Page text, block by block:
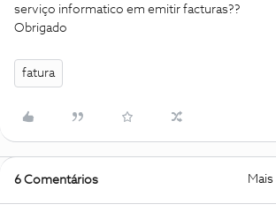
serviço informatico em emitir facturas??
Obrigado
fatura
6 Comentários